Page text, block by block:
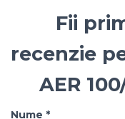
Fii
recenzie
AER
Nume *